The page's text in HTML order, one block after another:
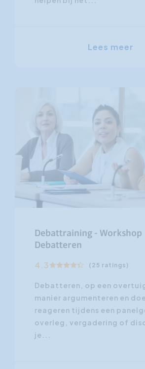
Lees meer
Debattraining - Workshop
Debatteren
4.3 (25 ratings)
Debatteren, op een
manier argumenteren en
reageren tijdens een
overleg, vergadering of
je...